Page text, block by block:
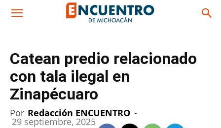
Catean predio relacionado
con tala ilegal en
Zinapécuaro
Por Redacción ENCUENTRO -
29 septiembre, 2025